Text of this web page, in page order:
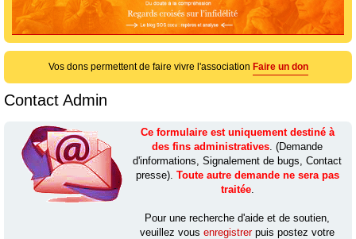
h
e
r
c
h
Vos dons permettent de faire vivre l'association Faire un don
Contact Admin
Ce formulaire est uniquement destiné à
des fins administratives . (Demande
d'informations, Signalement de bugs, Contact
presse). Toute autre demande ne sera pas
traitée.
Pour une recherche d'aide et de soutien,
veuillez vous enregistrerpuis postez votre